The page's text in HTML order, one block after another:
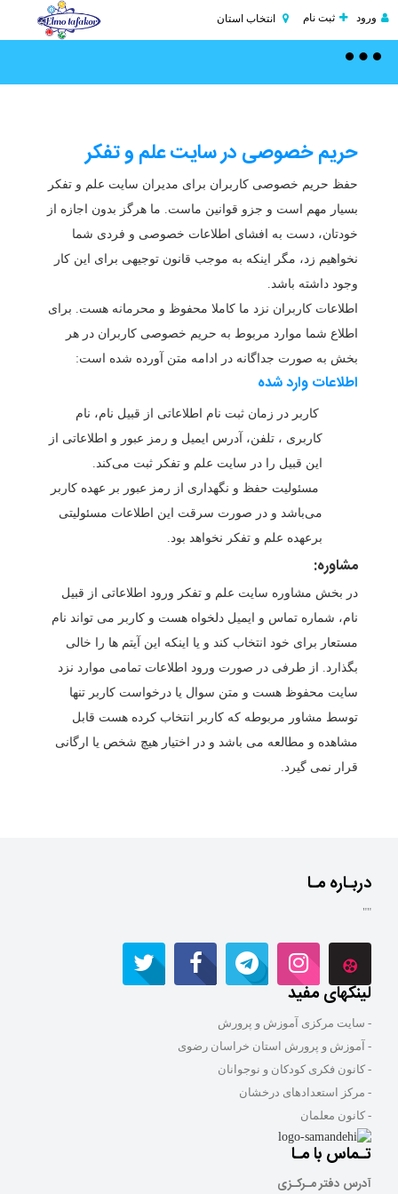
ورود ثبت نام انتخاب استان
Toggle
حریم خصوصی در سایت علم و تفکر
حفظ حریم خصوصی کاربران برای مدیران سایت علم و تفکر
بسیار مهم است و جزو قوانین ماست.ما هرگز بدون اجازه از
خودتان، دست به افشای اطلاعات خصوصی و فردی شما
نخواهیم زد، مگر اینکه به موجب قانون توجیهی برای این کار
وجود داشته باشد.
اطلاعات کاربران نزد ما کاملا محفوظ و محرمانه هست. برای
اطلاع شما موارد مربوط به حریم خصوصی کاربران در هر
بخش به صورت جداگانه در ادامه متن آورده شده است:
اطلاعات وارد شده
کاربر در زمان ثبت نام اطلاعاتی از قبیل نام، نام
کاربری ، تلفن، آدرس ایمیل و رمز عبور و اطلاعاتی از
این قبیل را در سایت علم و تفکر ثبت می‌کند.
مسئولیت حفظ و نگهداری از رمز عبور بر عهده کاربر
می‌باشد و در صورت سرقت این اطلاعات مسئولیتی
برعهده علم و تفکر نخواهد بود.
مشاوره:
در بخش مشاوره سایت علم و تفکر ورود اطلاعاتی از قبیل
نام، شماره تماس و ایمیل دلخواه هست و کاربر می تواند نام
مستعار برای خود انتخاب کند و یا اینکه این آیتم ها را خالی
بگذارد. از طرفی در صورت ورود اطلاعات تمامی موارد نزد
سایت محفوظ هست و متن سوال یا درخواست کاربر تنها
توسط مشاور مربوطه که کاربر انتخاب کرده هست قابل
مشاهده و مطالعه می باشد و در اختیار هیچ شخص یا ارگانی
قرار نمی گیرد.
دربـاره مـا
لینکهای مفید
- سایت مرکزی آموزش و پرورش
- آموزش و پرورش استان خراسان رضوی
- کانون فکری کودکان و نوجوانان
- مرکز استعدادهای درخشان
- کانون معلمان
تـماس با مـا
آدرس دفتر مـرکـزی